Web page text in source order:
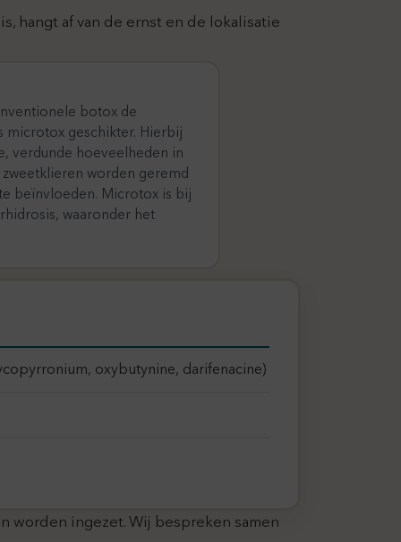
hangt af van de ernst en de lokalisatie
botox de
microtox geschikter. Hierbij
verdunde hoeveelheden in
worden geremd
beïnvloeden. Microtox is bij
waaronder het
oxybutynine, darifenacine)
worden ingezet. Wij bespreken samen